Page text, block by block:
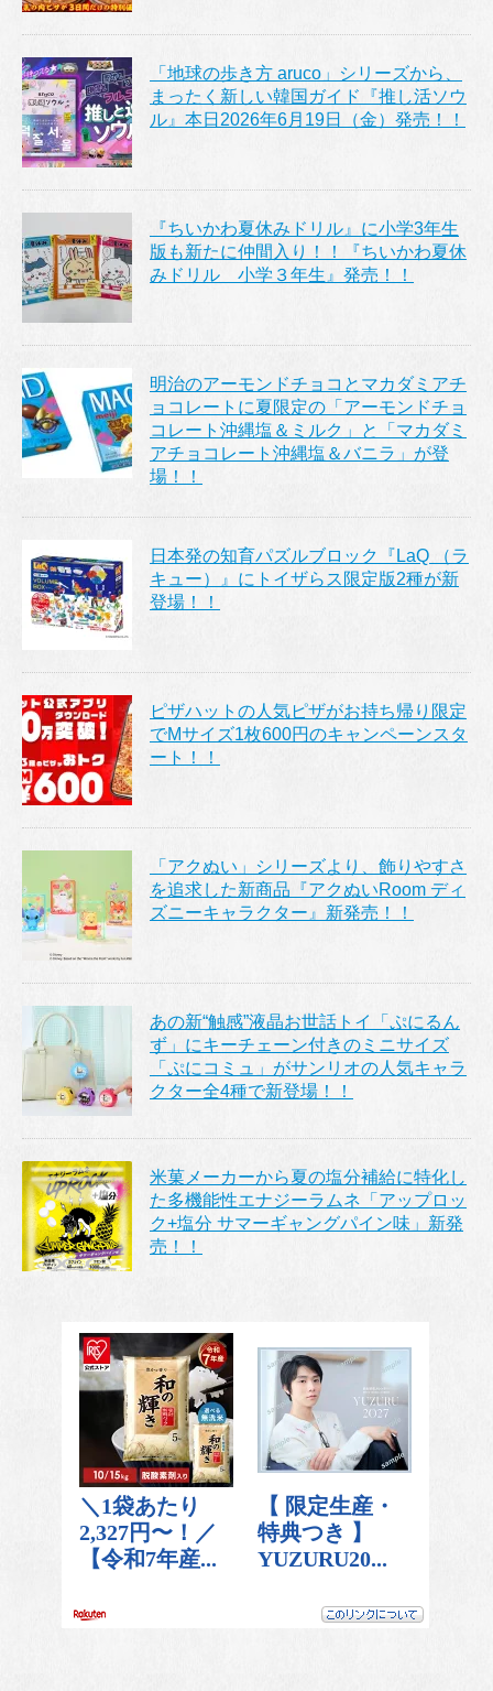
「地球の歩き方 aruco」シリーズから、
まったく新しい韓国ガイド『推し活ソウ
ル』本日2026年6月19日（金）発売！！
『ちいかわ夏休みドリル』に小学3年生
版も新たに仲間入り！！『ちいかわ夏休
みドリル 小学３年生』発売！！
明治のアーモンドチョコとマカダミアチ
ョコレートに夏限定の「アーモンドチョ
コレート沖縄塩＆ミルク」と「マカダミ
アチョコレート沖縄塩＆バニラ」が登
場！！
日本発の知育パズルブロック『LaQ （ラ
キュー）』にトイザらス限定版2種が新
登場！！
ピザハットの人気ピザがお持ち帰り限定
でMサイズ1枚600円のキャンペーンスタ
ート！！
「アクぬい」シリーズより、飾りやすさ
を追求した新商品『アクぬいRoom ディ
ズニーキャラクター』新発売！！
あの新“触感”液晶お世話トイ「ぷにるん
ず」にキーチェーン付きのミニサイズ
「ぷにコミュ」がサンリオの人気キャラ
クター全4種で新登場！！
米菓メーカーから夏の塩分補給に特化し
た多機能性エナジーラムネ「アップロッ
ク+塩分 サマーギャングパイン味」新発
売！！